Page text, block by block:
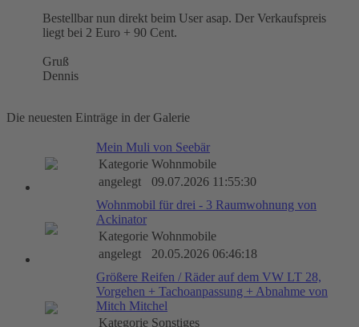
Bestellbar nun direkt beim User asap. Der Verkaufspreis
liegt bei 2 Euro + 90 Cent.
Gruß
Dennis
Die neuesten Einträge in der Galerie
Mein Muli von Seebär
Kategorie Wohnmobile
angelegt
09.07.2026 11:55:30
Wohnmobil für drei - 3 Raumwohnung von
Ackinator
Kategorie Wohnmobile
angelegt
20.05.2026 06:46:18
Größere Reifen / Räder auf dem VW LT 28,
Vorgehen + Tachoanpassung + Abnahme von
Mitch Mitchel
Kategorie Sonstiges